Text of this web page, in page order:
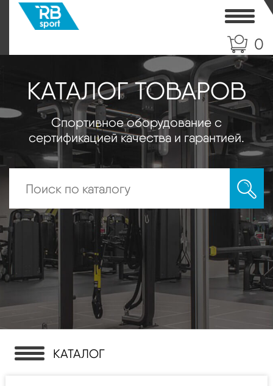
0
КАТАЛОГ ТОВАРОВ
Спортивное оборудование с
сертификацией качества и гарантией.
КАТАЛОГ